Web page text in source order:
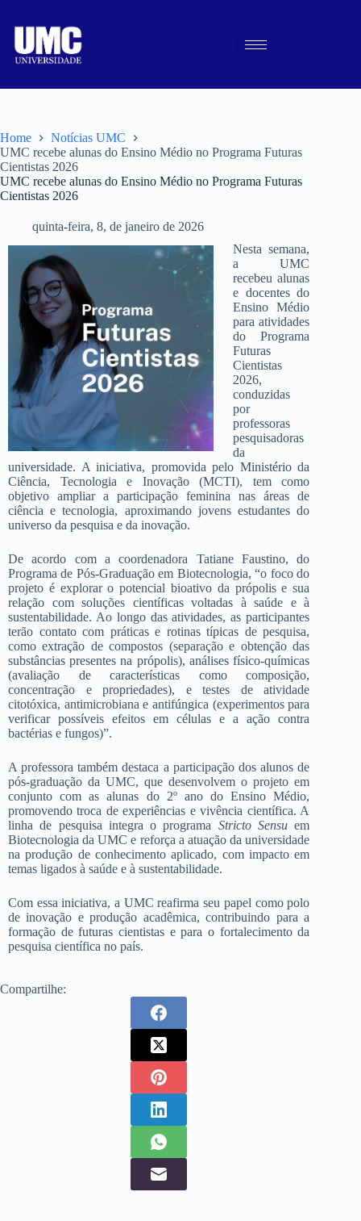
Home
Notícias UMC
UMC recebe alunas do Ensino Médio no Programa Futuras
Cientistas 2026
UMC recebe alunas do Ensino Médio no Programa Futuras
Cientistas 2026
quinta-feira, 8, de janeiro de 2026
Nesta semana,
a UMC
recebeu alunas
e docentes do
Ensino Médio
para atividades
do Programa
Futuras
Cientistas
2026,
conduzidas
por
professoras
pesquisadoras
da
universidade. A iniciativa, promovida pelo Ministério da
Ciência, Tecnologia e Inovação (MCTI), tem como
objetivo ampliar a participação feminina nas áreas de
ciência e tecnologia, aproximando jovens estudantes do
universo da pesquisa e da inovação.
De acordo com a coordenadora Tatiane Faustino, do
Programa de Pós-Graduação em Biotecnologia, “o foco do
projeto é explorar o potencial bioativo da própolis e sua
relação com soluções científicas voltadas à saúde e à
sustentabilidade. Ao longo das atividades, as participantes
terão contato com práticas e rotinas típicas de pesquisa,
como extração de compostos (separação e obtenção das
substâncias presentes na própolis), análises físico-químicas
(avaliação de características como composição,
concentração e propriedades), e testes de atividade
citotóxica, antimicrobiana e antifúngica (experimentos para
verificar possíveis efeitos em células e a ação contra
bactérias e fungos)”.
A professora também destaca a participação dos alunos de
pós-graduação da UMC, que desenvolvem o projeto em
conjunto com as alunas do 2º ano do Ensino Médio,
promovendo troca de experiências e vivência científica. A
linha de pesquisa integra o programa Stricto Sensuem
Biotecnologia da UMC e reforça a atuação da universidade
na produção de conhecimento aplicado, com impacto em
temas ligados à saúde e à sustentabilidade.
Com essa iniciativa, a UMC reafirma seu papel como polo
de inovação e produção acadêmica, contribuindo para a
formação de futuras cientistas e para o fortalecimento da
pesquisa científica no país.
Compartilhe: